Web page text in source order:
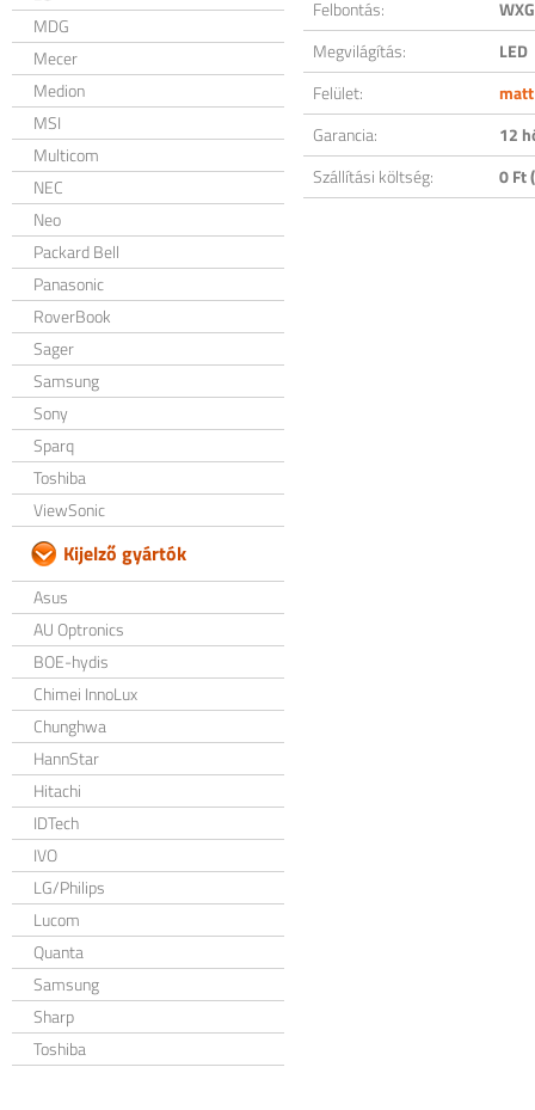
MDG
Mecer
Medion
MSI
Multicom
NEC
Neo
Packard Bell
Panasonic
RoverBook
Sager
Samsung
Sony
Sparq
Toshiba
ViewSonic
Kijelző gyártók
Asus
AU Optronics
BOE-hydis
Chimei InnoLux
Chunghwa
HannStar
Hitachi
IDTech
IVO
LG/Philips
Lucom
Quanta
Samsung
Sharp
Toshiba
Felbontás:
Megvilágítás:
LED
Felület:
matt
Garancia:
12
Szállítási költség:
0 Ft